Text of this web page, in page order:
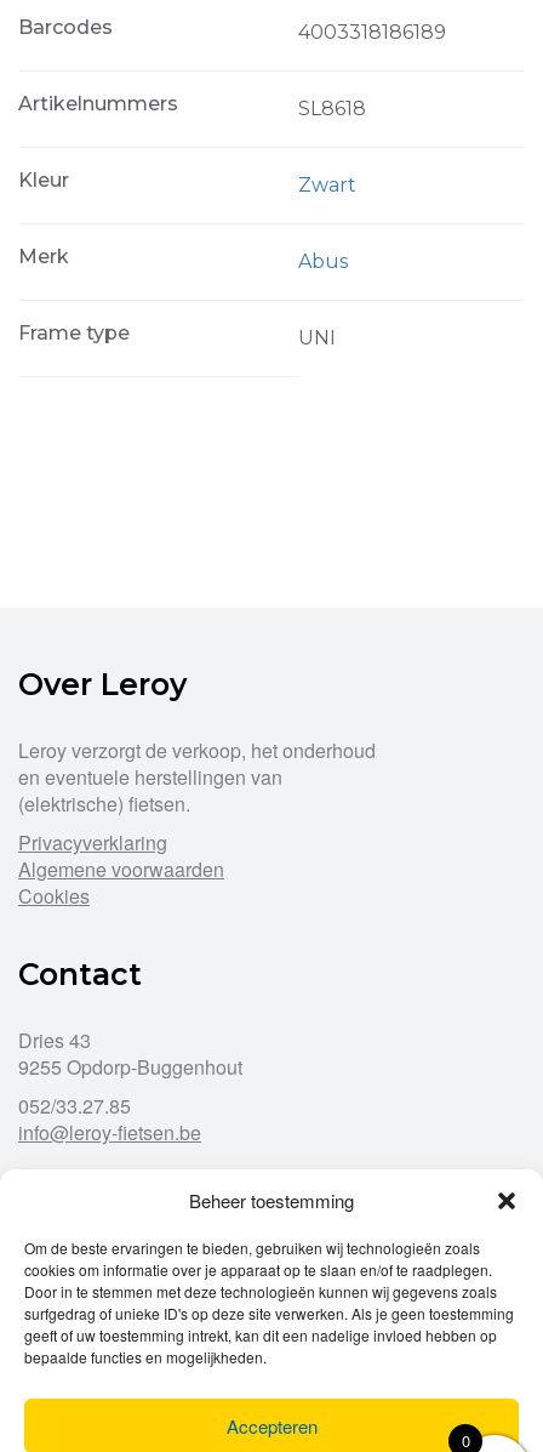
Beheer toestemming
Om de beste ervaringen te bieden, gebruiken wij technologieën zoals
cookies om informatie over je apparaat op te slaan en/of te raadplegen.
Door in te stemmen met deze technologieën kunnen wij gegevens zoals
surfgedrag of unieke ID's op deze site verwerken. Als je geen toestemming
geeft of uw toestemming intrekt, kan dit een nadelige invloed hebben op
bepaalde functies en mogelijkheden.
Accepteren
Barcodes 4003318186189
Artikelnummers SL8618
Kleur Zwart
Merk Abus
Frame type UNI
Over Leroy
Leroy verzorgt de verkoop, het onderhoud
en eventuele herstellingen van
(elektrische) fietsen.
Privacyverklaring
Algemene voorwaarden
Cookies
Contact
Dries 43
9255 Opdorp-Buggenhout
052/33.27.85
info@leroy-fietsen.be
Openingsuren
Ma
gesloten
Di
9u – 12u
13u – 18u00
Wo
9u – 12u
13u – 18u00
Do
9u – 12u
13u – 18u00
Za
0